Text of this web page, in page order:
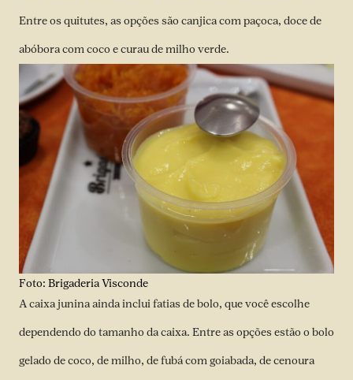
Entre os quitutes, as opções são canjica com paçoca, doce de
abóbora com coco e curau de milho verde.
Foto: Brigaderia Visconde
A caixa junina ainda inclui fatias de bolo, que você escolhe
dependendo do tamanho da caixa. Entre as opções estão o bolo
gelado de coco, de milho, de fubá com goiabada, de cenoura